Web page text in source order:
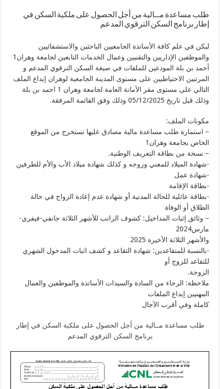
طلب مساعدة مــالية من أجل الحصول على ملكية السكن في
إطار برنامج السكن الترقوي المدعم
ليكن في علم كافة الأساتذة الجامعيين الباحثين والاستشفائيين
والموظفين الإداريين والتقنيين وعمال الخدمات التابعين لجامعة وهران1
أحمد بن بلة المودعين للملفات في صيغة السكن الترقوي المدعم و
المرتبين الاحتياطيين على مستوى المدينة الجامعية لوهران إيداع الملف
التالي على مستوى مقر الأمانة العامة لجامعة وهران 1 احمد بن بلة
وذلك قبل تاريخ 05/12/2025 وذلك وفق القائمة المرفقة.
مكونات الملف:
– استمارة طلب مساعدة مالية مصادق عليها تستخرج من الموقع
الخاص بجامعة وهران1
– نسخة من بطاقة التعريف الوطنية.
-شهادة الميلاد للمعني وزوجه و كذلك شهادة ميلاد الأب والأم للطرفين
-شهادة عمل
-بطاقة الإقامة
-بطاقة عائلية للحالة المدنية أو شهادة عدم إعادة الزواج في حالة
الطلاق أو الوفاة
– وثائق إثبات المداخيل: كشوف الراتب للأشهر الثلاثة جانفي-فيفري-
مارس2024
والأشهر الثلاثة الأخيرة 2025
-بالنسبة للمتقاعدين: شهادة التقاعد و كشف اثبات المدخول الشهري
للتقاعد للزوج أو
الزوجة.
ملاحظة: الرجاء من السادة والسيدات الأساتذة والموظفين والعمال
المهنيين إيداع الملفات
كاملة وفي أقرب الآجال
طلب مساعدة مــالية من أجل الحصول على ملكية السكن في إطار
برنامج السكن الترقوي المدعم